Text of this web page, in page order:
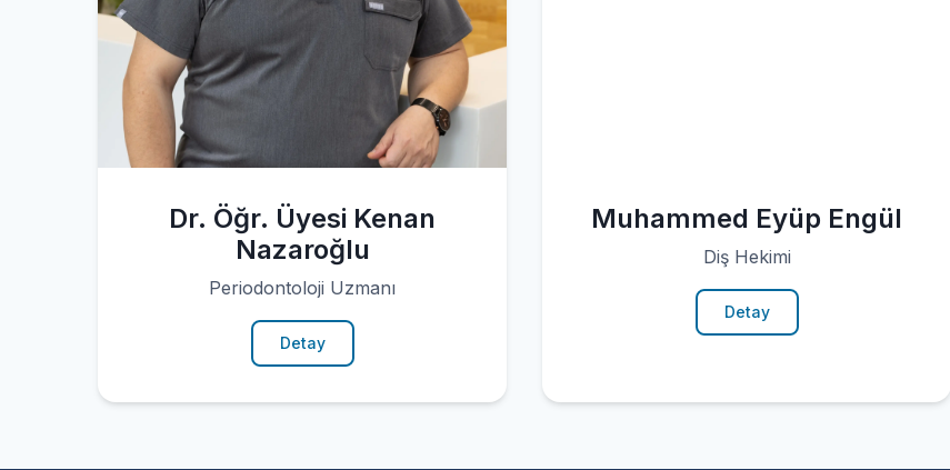
Dr. Öğr. Üyesi Kenan
Nazaroğlu
Periodontoloji Uzmanı
Detay
Muhammed Eyüp Engül
Diş Hekimi
Detay